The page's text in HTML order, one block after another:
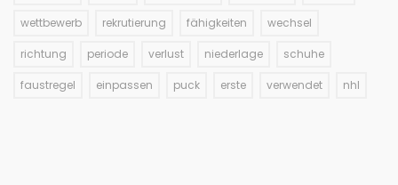
wettbewerb rekrutierung fähigkeiten wechsel
richtung periode verlust niederlage schuhe
faustregel einpassen puck erste verwendet nhl